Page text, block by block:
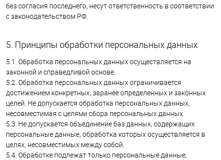
без согласия последнего, несут ответственность в соответствии
с законодательством РФ.
5. Принципы обработки персональных данных
5.1. Обработка персональных данных осуществляется на
законной и справедливой основе.
5.2. Обработка персональных данных ограничивается
достижением конкретных, заранее определенных и законных
целей. Не допускается обработка персональных данных,
несовместимая с целями сбора персональных данных.
5.3. Не допускается объединение баз данных, содержащих
персональные данные, обработка которых осуществляется в
целях, несовместимых между собой.
5.4. Обработке подлежат только персональные данные,